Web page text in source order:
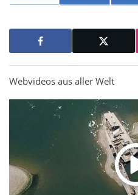
Webvideos aus aller Welt